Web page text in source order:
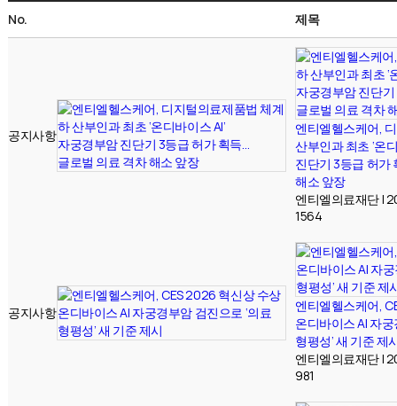
No. 제목
공지사항
엔티엘헬스케어,
산부인과 최초 ‘온
진단기 3등급 허가
해소 앞장
엔티엘의료재단|
1564
공지사항
엔티엘헬스케어,
온디바이스 AI 자
형평성’ 새 기준 제
엔티엘의료재단|
981